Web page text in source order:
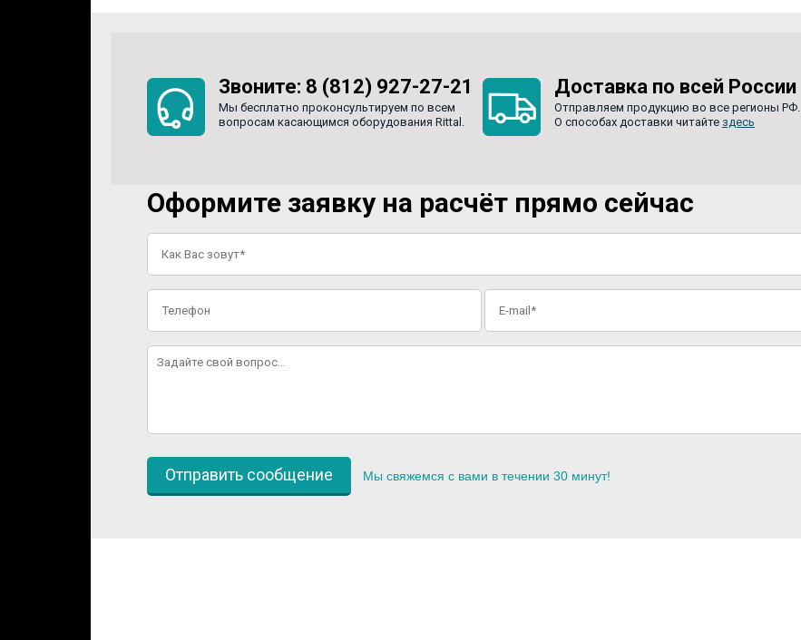
Звоните: 8 (812) 927-27-21
Мы бесплатно проконсультируем по всем
вопросам касающимся оборудования Rittal.
Доставка по всей России
Отправляем продукцию во все регионы РФ.
О способах доставки читайте здесь
Оформите заявку на расчёт прямо сейчас
Мы свяжемся с вами в течении 30 минут!